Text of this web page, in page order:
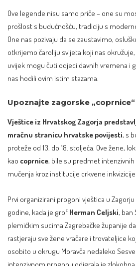
Ove legende nisu samo priče – one su
prošlost s budućnošću, tradiciju s
One nas pozivaju da se zaustavimo,
otkrijemo čaroliju svijeta koji nas
uvijek mogu čuti odjeci davnih vremena i
nas hodili ovim istim stazama.
Upoznajte zagorske „coprnice“
Vještice iz Hrvatskog Zagorja
mračnu stranicu hrvatske povijesti, s
proteže od 13. do 18. stoljeća. Ove žene,
kao coprnice, bile su predmet
mučenja kroz institucije crkvene
Prvi organizirani progoni vještica u Zagorju
godine, kada je grof Herman Celjski, ban
plemićkim sucima Zagrebačke županije
rastjeraju sve žene vračare i trovateljice
osobito u okrugu Moravča nedaleko